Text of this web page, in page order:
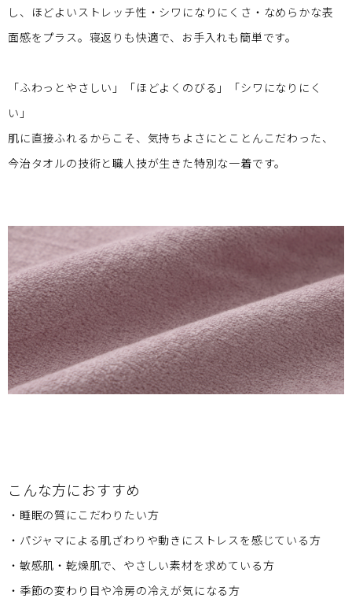
し、ほどよいストレッチ性・シワになりにくさ・なめらかな表
面感をプラス。寝返りも快適で、お手入れも簡単です。
「ふわっとやさしい」「ほどよくのびる」「シワになりにく
い」
肌に直接ふれるからこそ、気持ちよさにとことんこだわった、
今治タオルの技術と職人技が生きた特別な一着です。
こんな方におすすめ
・睡眠の質にこだわりたい方
・パジャマによる肌ざわりや動きにストレスを感じている方
・敏感肌・乾燥肌で、やさしい素材を求めている方
・季節の変わり目や冷房の冷えが気になる方